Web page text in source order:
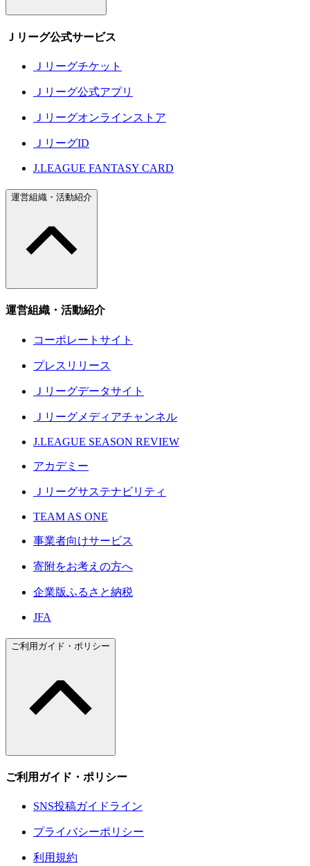
Ｊリーグ公式サービス
Ｊリーグチケット
Ｊリーグ公式アプリ
Ｊリーグオンラインストア
ＪリーグID
J.LEAGUE FANTASY CARD
運営組織・活動紹介
運営組織・活動紹介
コーポレートサイト
プレスリリース
Ｊリーグデータサイト
Ｊリーグメディアチャンネル
J.LEAGUE SEASON REVIEW
アカデミー
Ｊリーグサステナビリティ
TEAM AS ONE
事業者向けサービス
寄附をお考えの方へ
企業版ふるさと納税
JFA
ご利用ガイド・ポリシー
ご利用ガイド・ポリシー
SNS投稿ガイドライン
プライバシーポリシー
利用規約